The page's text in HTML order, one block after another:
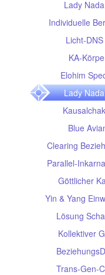
Lady Nada
Individuelle
Licht-DNS
KA-
Elohim
Lady
Blue
Clearing
Parallel-
Göttlicher
Yin & Yang
Lösung
Kollektiver
Trans-Gen-